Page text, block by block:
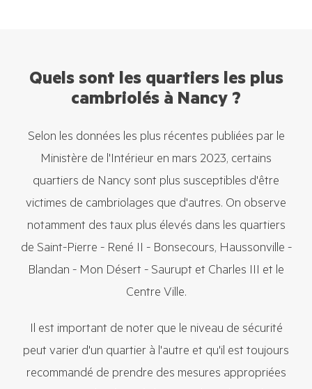
Quels sont les quartiers les plus
cambriolés à Nancy ?
Selon les données les plus récentes publiées par le
Ministère de l'Intérieur en mars 2023, certains
quartiers de Nancy sont plus susceptibles d'être
victimes de cambriolages que d'autres. On observe
notamment des taux plus élevés dans les quartiers
de Saint-Pierre - René II - Bonsecours, Haussonville -
Blandan - Mon Désert - Saurupt et Charles III et le
Centre Ville.
Il est important de noter que le niveau de sécurité
peut varier d'un quartier à l'autre et qu'il est toujours
recommandé de prendre des mesures appropriées